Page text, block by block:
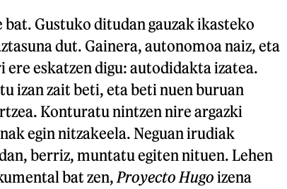
Gustuko ditudan gauzak ikasteko
dut. Gainera, autonomoa naiz, eta
ere eskatzen digu: autodidakta izatea.
izan zait beti, eta beti nuen buruan
Konturatu nintzen nire argazki
egin nitzakeela. Neguan irudiak
berriz, muntatu egiten nituen. Lehen
bat zen, Proyecto Hugo izena